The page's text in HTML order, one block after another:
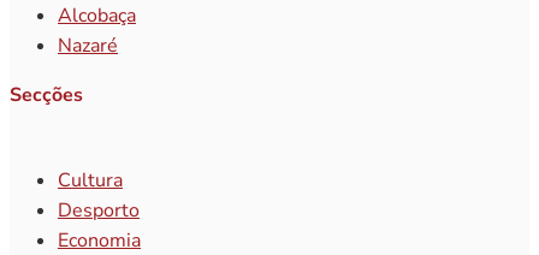
Alcobaça
Nazaré
Secções
Cultura
Desporto
Economia